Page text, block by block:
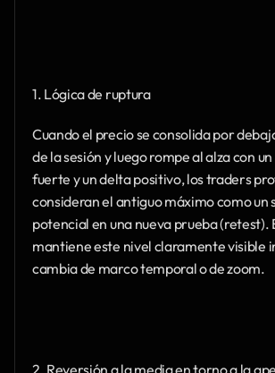
1. Lógica de ruptura
Cuando el precio se consolida por
de la sesión y luego rompe al alza con
fuerte y un delta positivo, los traders
consideran el antiguo máximo como un
potencial en una nueva prueba (retest).
mantiene este nivel claramente visible
cambia de marco temporal o de zoom.
2. Reversión a la media en torno a la